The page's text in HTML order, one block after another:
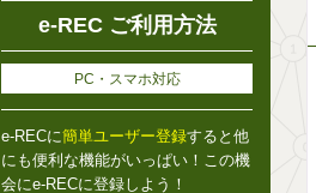
e-REC ご利用方法
PC・スマホ対応
e-RECに簡単ユーザー登録すると他
にも便利な機能がいっぱい！この機
会にe-RECに登録しよう！